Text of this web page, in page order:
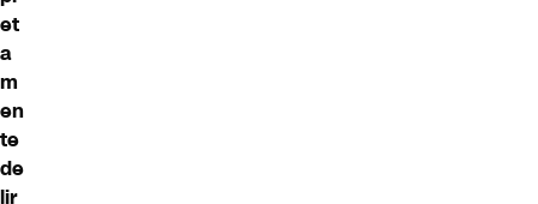
et
a
m
en
te
de
lir